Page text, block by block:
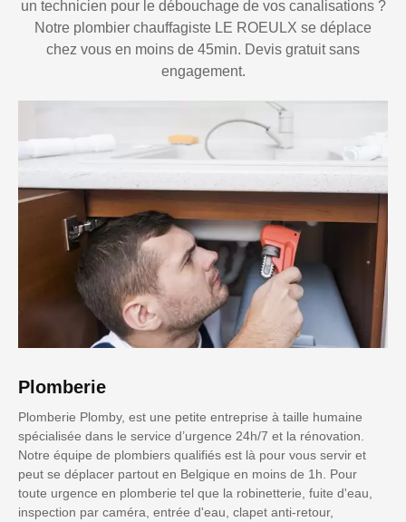
un technicien pour le débouchage de vos canalisations ?
Notre plombier chauffagiste LE ROEULX se déplace
chez vous en moins de 45min. Devis gratuit sans
engagement.
Plomberie
Plomberie Plomby, est une petite entreprise à taille humaine
spécialisée dans le service d’urgence 24h/7 et la rénovation.
Notre équipe de plombiers qualifiés est là pour vous servir et
peut se déplacer partout en Belgique en moins de 1h. Pour
toute urgence en plomberie tel que la robinetterie, fuite d'eau,
inspection par caméra, entrée d'eau, clapet anti-retour,